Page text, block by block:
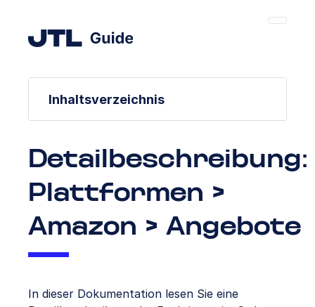
Inhaltsverzeichnis
Detailbeschreibung:
Plattformen >
Amazon > Angebote
In dieser Dokumentation lesen Sie eine